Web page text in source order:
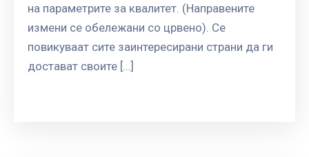
на параметрите за квалитет. (Направените
измени се обележани со црвено). Се
повикуваат сите заинтересирани страни да ги
достават своите […]